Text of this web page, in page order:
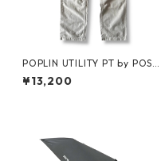
POPLIN UTILITY PT by POST
OʼALLS
¥13,200